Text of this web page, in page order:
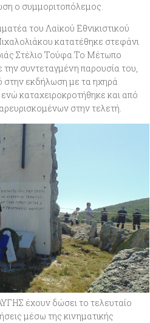
ο συμμοριτοπόλεμος.
του Λαϊκού Εθνικιστικού
κατατέθηκε στεφάνι
Στέλιο Τούφα.Το Μέτωπο
συντεταγμένη παρουσία του,
εκδήλωση με τα ηχηρά
καταχειροκροτήθηκε και από
στην τελετή.
έχουν δώσει το τελευταίο
μέσω της κινηματικής